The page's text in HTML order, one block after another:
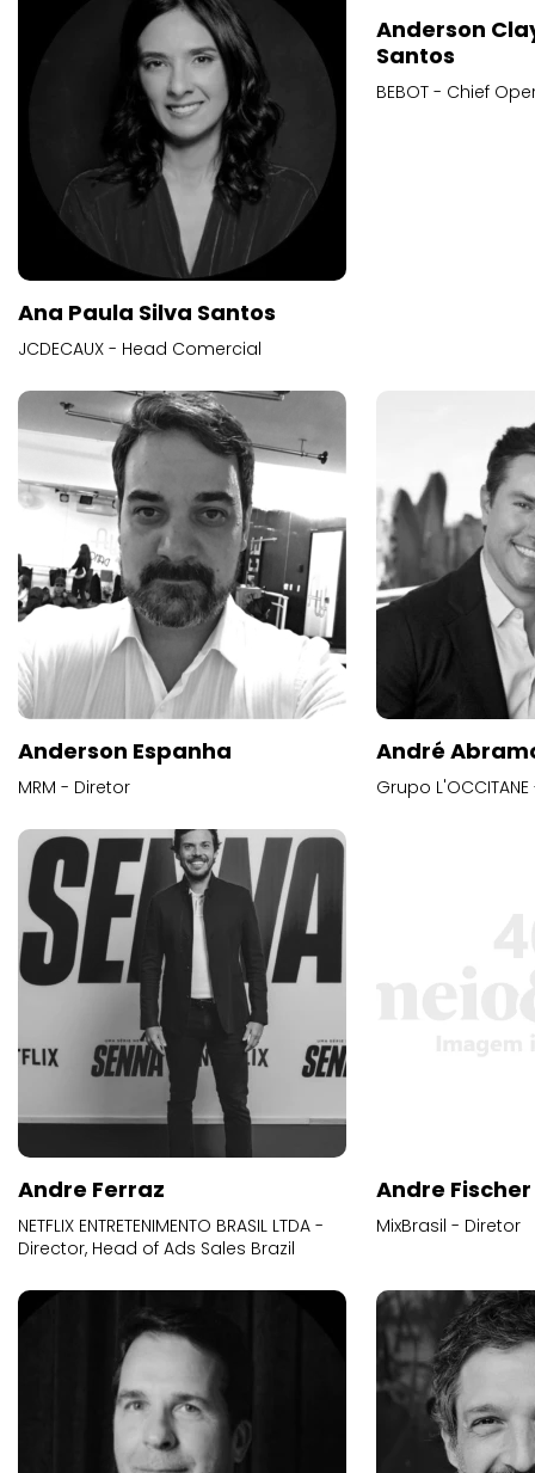
Ana Paula Silva Santos
JCDECAUX - Head Comercial
Anderson
Santos
BEBOT - Chief
Anderson Espanha
MRM - Diretor
André
Grupo
Andre Ferraz
NETFLIX ENTRETENIMENTO BRASIL LTDA -
Director, Head of Ads Sales Brazil
Andre Fischer
MixBrasil - Diretor